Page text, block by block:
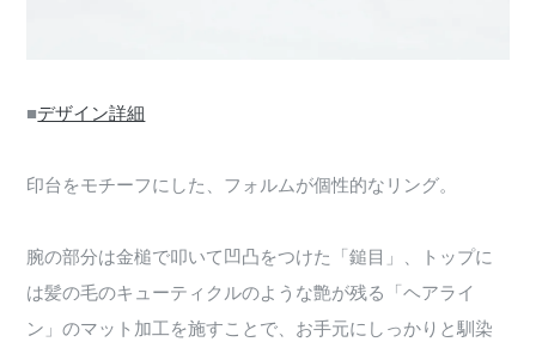
■デザイン詳細
印台をモチーフにした、フォルムが個性的なリング。
腕の部分は金槌で叩いて凹凸をつけた「鎚目」、トップに
は髪の毛のキューティクルのような艶が残る「ヘアライ
ン」のマット加工を施すことで、お手元にしっかりと馴染